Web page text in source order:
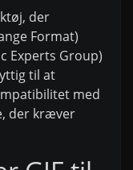
der
Format)
Experts Group)
til at
med
der kræver